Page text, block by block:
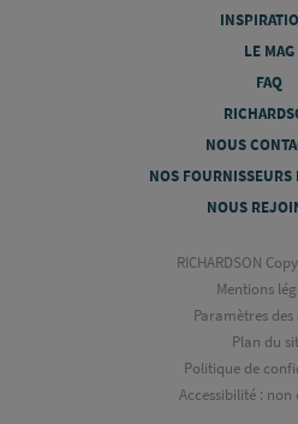
LE MAG
FAQ
NOUS
NOS FOURNISSEURS
NOUS
RICHARDSON
Mentions
Paramètres des
Plan du
Politique de
Accessibilité :